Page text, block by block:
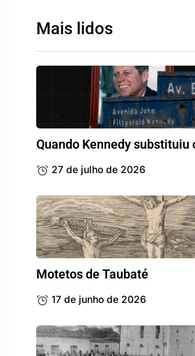
Mais lidos
Quando Kennedy substituiu
27 de julho de 2026
Motetos de Taubaté
17 de junho de 2026